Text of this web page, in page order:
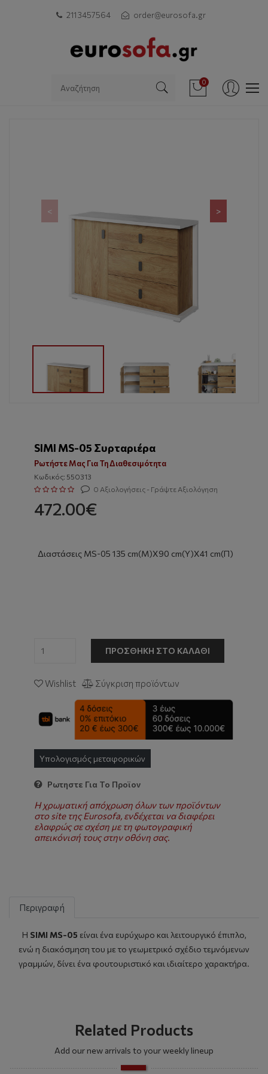
211 3457564 order@eurosofa.gr
0
< >
SIMI MS-05 Συρταριέρα
Ρωτήστε Μας Για Τη Διαθεσιμότητα
Κωδικός: 550313
0 Αξιολογήσεις - Γράψτε Αξιολόγηση
472.00€
Διαστάσεις MS-05 135 cm(Μ)Χ90 cm(Υ)Χ41 cm(Π)
ΠΡΟΣΘΉΚΗ ΣΤΟ ΚΑΛΆΘΙ
Wishlist Σύγκριση προϊόντων
Υπολογισμός μεταφορικών
Ρωτηστε Για Το Προϊον
Η χρωματική απόχρωση όλων των προϊόντων
στο site της Eurosofa, ενδέχεται να διαφέρει
ελαφρώς σε σχέση με τη φωτογραφική
απεικόνισή τους στην οθόνη σας.
Περιγραφή
H SIMI MS-05 είναι ένα ευρύχωρο και λειτουργικό έπιπλο,
ενώ η διακόσμηση του με το γεωμετρικό σχέδιο τεμνόμενων
γραμμών, δίνει ένα φουτουριστικό και ιδιαίτερο χαρακτήρα.
Related Products
Add our new arrivals to your weekly lineup